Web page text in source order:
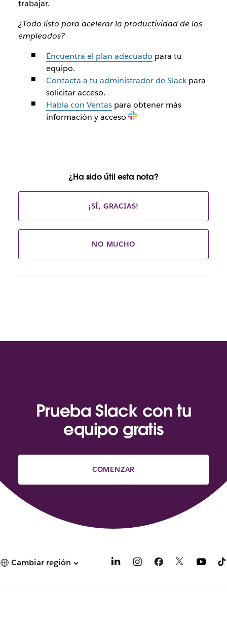
trabajar.
¿Todo listo para acelerar la productividad de los
empleados?
Encuentra el plan adecuado para tu
equipo.
Contacta a tu administrador de Slackpara
solicitar acceso.
Habla con Ventaspara obtener más
información y acceso
¿Ha sido útil esta nota?
¡SÍ, GRACIAS!
NO MUCHO
Prueba Slack con tu
equipo gratis
COMENZAR
Cambiar región